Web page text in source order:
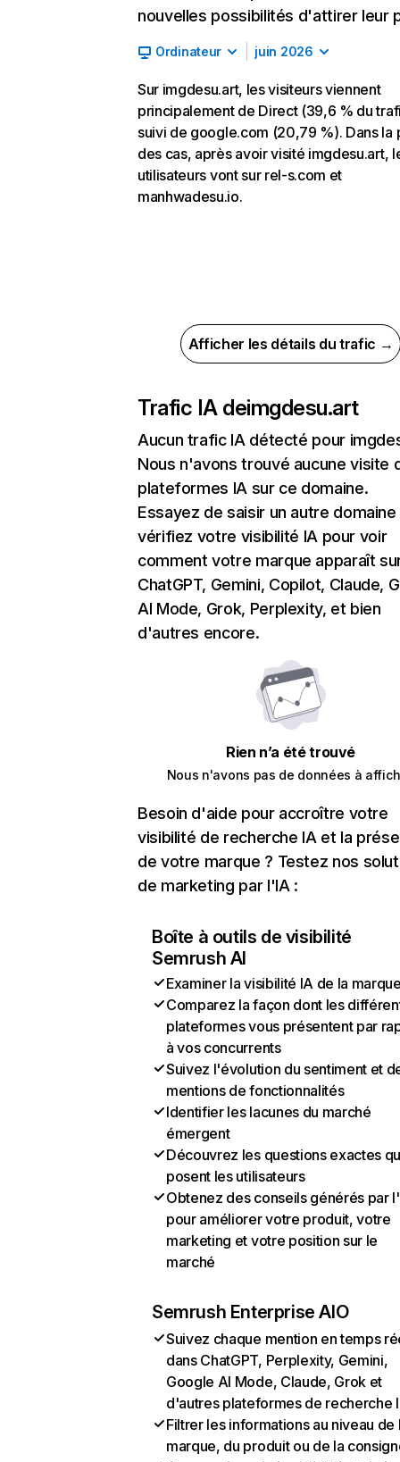
nouvelles possibilités d'attirer leur
Ordinateur juin 2026
Sur imgdesu.art, les visiteurs viennent
principalement de Direct (39,6 % du
suivi de google.com (20,79 %). Dans la
des cas, après avoir visité imgdesu.art,
utilisateurs vont sur rel-s.com et
manhwadesu.io.
Afficher les détails du trafic →
Trafic IA deimgdesu.art
Aucun trafic IA détecté pour
Nous n'avons trouvé aucune visite
plateformes IA sur ce domaine.
Essayez de saisir un autre domaine
vérifiez votre visibilité IA pour voir
comment votre marque apparaît
ChatGPT, Gemini, Copilot, Claude,
AI Mode, Grok, Perplexity, et bien
d'autres encore.
Rien n’a été trouvé
Nous n'avons pas de données à
Besoin d'aide pour accroître votre
visibilité de recherche IA et la
de votre marque ? Testez nos
de marketing par l'IA :
Boîte à outils de visibilité
Semrush AI
Examiner la visibilité IA de la
Comparez la façon dont les
plateformes vous présentent par
à vos concurrents
Suivez l'évolution du sentiment et
mentions de fonctionnalités
Identifier les lacunes du marché
émergent
Découvrez les questions exactes
posent les utilisateurs
Obtenez des conseils générés par
pour améliorer votre produit, votre
marketing et votre position sur le
marché
Semrush Enterprise AIO
Suivez chaque mention en temps
dans ChatGPT, Perplexity, Gemini,
Google AI Mode, Claude, Grok et
d'autres plateformes de recherche
Filtrer les informations au niveau de
marque, du produit ou de la